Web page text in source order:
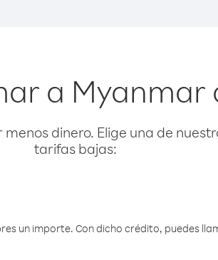
a Myanmar
dinero. Elige una de
tarifas bajas:
un importe. Con dicho crédito, puedes